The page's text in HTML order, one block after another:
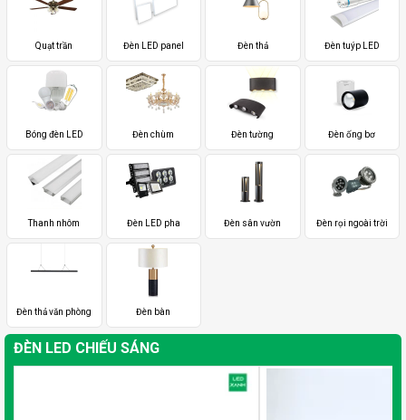
Quạt trần Đèn LED panel Đèn thả Đèn tuýp LED
Bóng đèn LED Đèn chùm Đèn tường Đèn ống bơ
Thanh nhôm Đèn LED pha Đèn sân vườn Đèn rọi ngoài trời
Đèn thả văn phòng Đèn bàn
ĐÈN LED CHIẾU SÁNG